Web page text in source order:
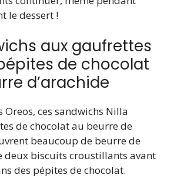
le dessert !
aux gaufrettes
de chocolat
d’arachide
Oreos, ces sandwichs Nilla
de chocolat au beurre de
beaucoup de beurre de
deux biscuits croustillants avant
des pépites de chocolat.